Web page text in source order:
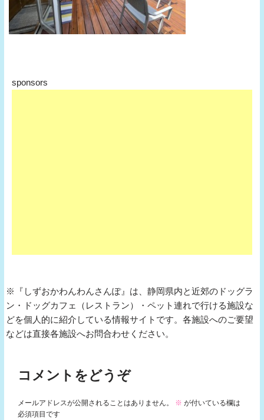
sponsors
※『しずおかわんわんさんぽ』は、静岡県内と近郊のドッグラ
ン・ドッグカフェ（レストラン）・ペット連れで行ける施設な
どを個人的に紹介している情報サイトです。各施設へのご要望
などは直接各施設へお問合わせください。
コメントをどうぞ
メールアドレスが公開されることはありません。 ※ が付いている欄は
必須項目です